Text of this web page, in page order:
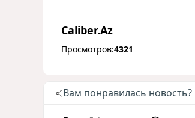
Caliber.Az
Просмотров:4321
Вам понравилась